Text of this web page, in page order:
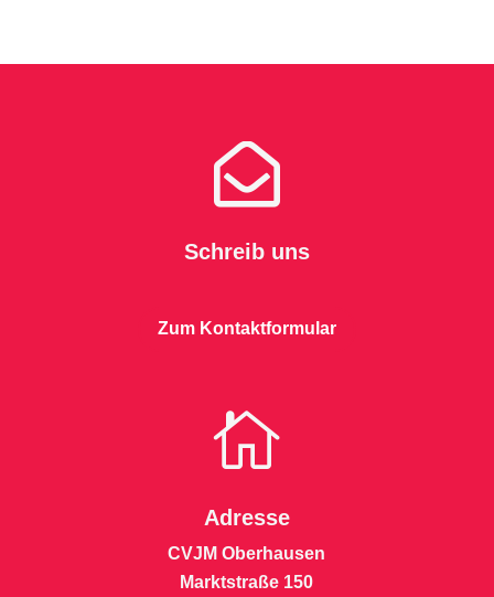

Schreib uns
Zum Kontaktformular

Adresse
CVJM Oberhausen
Marktstraße 150